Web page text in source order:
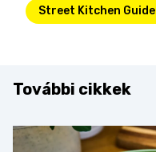
Street Kitchen Guide
További cikkek